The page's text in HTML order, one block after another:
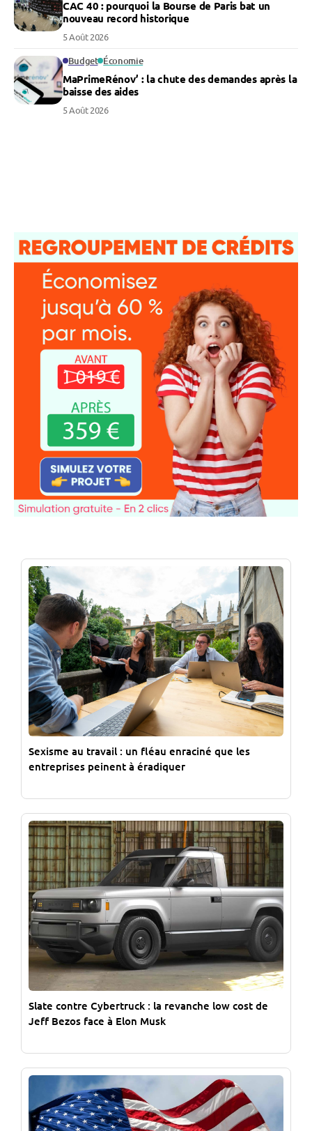
CAC 40 : pourquoi la Bourse de Paris bat un
nouveau record historique
5 Août 2026
Budget Économie
MaPrimeRénov’ : la chute des demandes après la
baisse des aides
5 Août 2026
Sexisme au travail : un fléau enraciné que les
entreprises peinent à éradiquer
Slate contre Cybertruck : la revanche low cost de
Jeff Bezos face à Elon Musk